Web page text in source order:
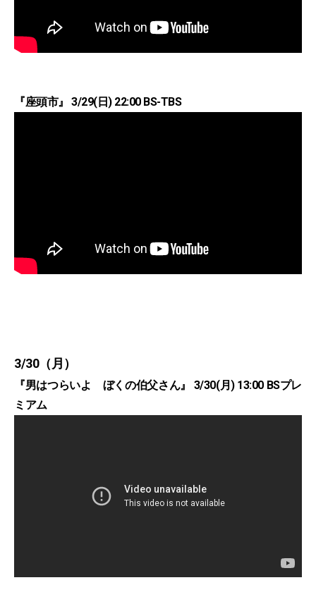
『座頭市』 3/29(日) 22:00 BS-TBS
3/30（月）
『男はつらいよ ぼくの伯父さん』 3/30(月) 13:00 BSプレ
ミアム